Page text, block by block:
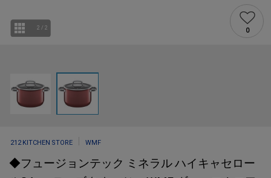
2 / 2 0
212 KITCHEN STORE WMF
◆フュージョンテック ミネラル ハイキャセロー